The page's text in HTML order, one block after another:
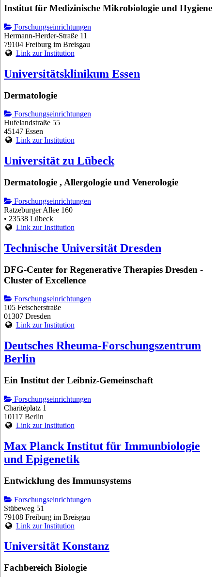
Institut für Medizinische Mikrobiologie und Hygiene
Forschungseinrichtungen
Hermann-Herder-Straße 11
79104 Freiburg im Breisgau
Link zur Institution
Universitätsklinikum Essen
Dermatologie
Forschungseinrichtungen
Hufelandstraße 55
45147 Essen
Link zur Institution
Universität zu Lübeck
Dermatologie , Allergologie und Venerologie
Forschungseinrichtungen
Ratzeburger Allee 160
• 23538 Lübeck
Link zur Institution
Technische Universität Dresden
DFG-Center for Regenerative Therapies Dresden -
Cluster of Excellence
Forschungseinrichtungen
105 Fetscherstraße
01307 Dresden
Link zur Institution
Deutsches Rheuma-Forschungszentrum
Berlin
Ein Institut der Leibniz-Gemeinschaft
Forschungseinrichtungen
Charitéplatz 1
10117 Berlin
Link zur Institution
Max Planck Institut für Immunbiologie
und Epigenetik
Entwicklung des Immunsystems
Forschungseinrichtungen
Stübeweg 51
79108 Freiburg im Breisgau
Link zur Institution
Universität Konstanz
Fachbereich Biologie